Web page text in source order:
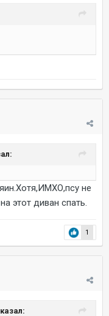
не
этот диван спать.
1